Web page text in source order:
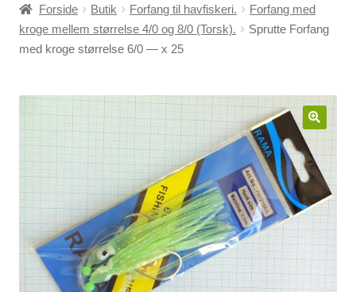
Om os
Kontakt
Min Konto
Glemt adgangskode
Forside Butik Forfang til havfiskeri.
Forfang med
kroge mellem størrelse 4/0 og 8/0 (Torsk).
Sprutte Forfang
med kroge størrelse 6/0 — x 25